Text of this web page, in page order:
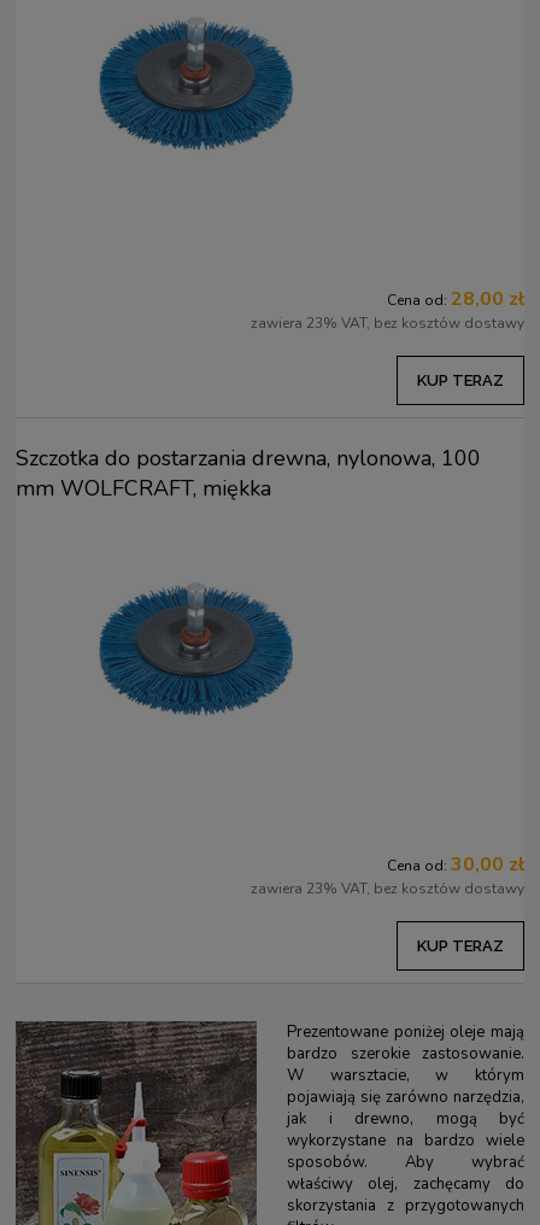
Cena od: 28,00 zł
zawiera 23% VAT, bez kosztów dostawy
KUP TERAZ
Szczotka do postarzania drewna, nylonowa, 100
mm WOLFCRAFT, miękka
Cena od: 30,00 zł
zawiera 23% VAT, bez kosztów dostawy
KUP TERAZ
Prezentowane poniżej oleje mają
bardzo szerokie zastosowanie.
W warsztacie, w którym
pojawiają się zarówno narzędzia,
jak i drewno, mogą być
wykorzystane na bardzo wiele
sposobów. Aby wybrać
właściwy olej, zachęcamy do
skorzystania z przygotowanych